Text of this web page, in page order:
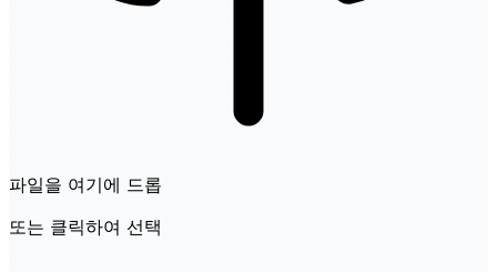
파일을 여기에 드롭
또는 클릭하여 선택